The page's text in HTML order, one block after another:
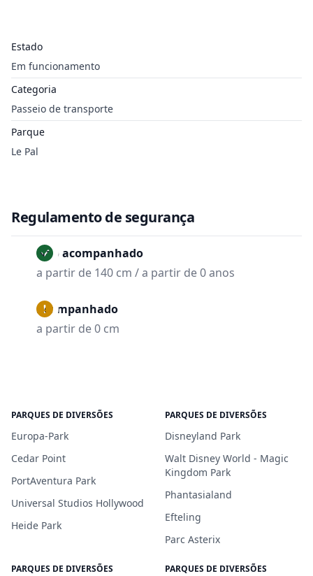
Estado
Em funcionamento
Categoria
Passeio de transporte
Parque
Le Pal
Regulamento de segurança
Não acompanhado
a partir de 140 cm / a partir de 0 anos
Acompanhado
a partir de 0 cm
PARQUES DE DIVERSÕES
Europa-Park
Cedar Point
PortAventura Park
Universal Studios Hollywood
Heide Park
PARQUES DE DIVERSÕES
Disneyland Park
Walt Disney World - Magic
Kingdom Park
Phantasialand
Efteling
Parc Asterix
PARQUES DE DIVERSÕES PARQUES DE DIVERSÕES